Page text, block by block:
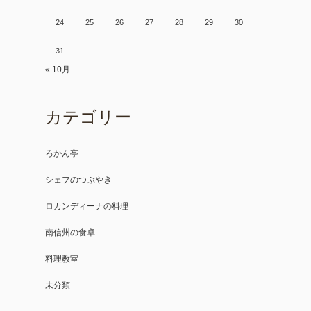
24 25 26 27 28 29 30
31
« 10月
カテゴリー
ろかん亭
シェフのつぶやき
ロカンディーナの料理
南信州の食卓
料理教室
未分類